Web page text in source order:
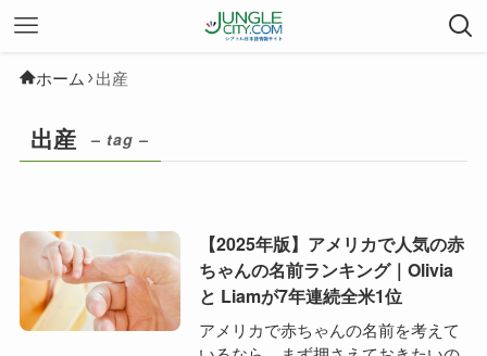
ホーム 出産
出産 – tag –
【2025年版】アメリカで人気の赤
ちゃんの名前ランキング｜Olivia
と Liamが7年連続全米1位
アメリカで赤ちゃんの名前を考えて